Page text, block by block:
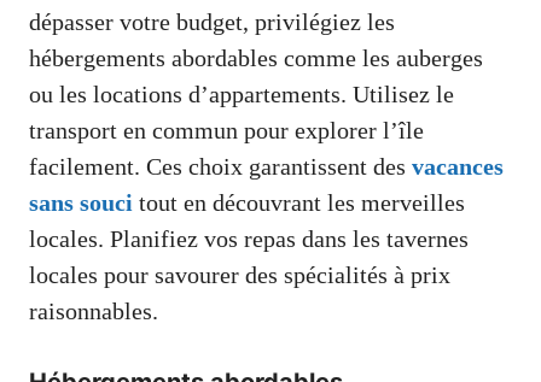
dépasser votre budget, privilégiez les
hébergements abordables comme les auberges
ou les locations d’appartements. Utilisez le
transport en commun pour explorer l’île
facilement. Ces choix garantissent des vacances
sans souci tout en découvrant les merveilles
locales. Planifiez vos repas dans les tavernes
locales pour savourer des spécialités à prix
raisonnables.